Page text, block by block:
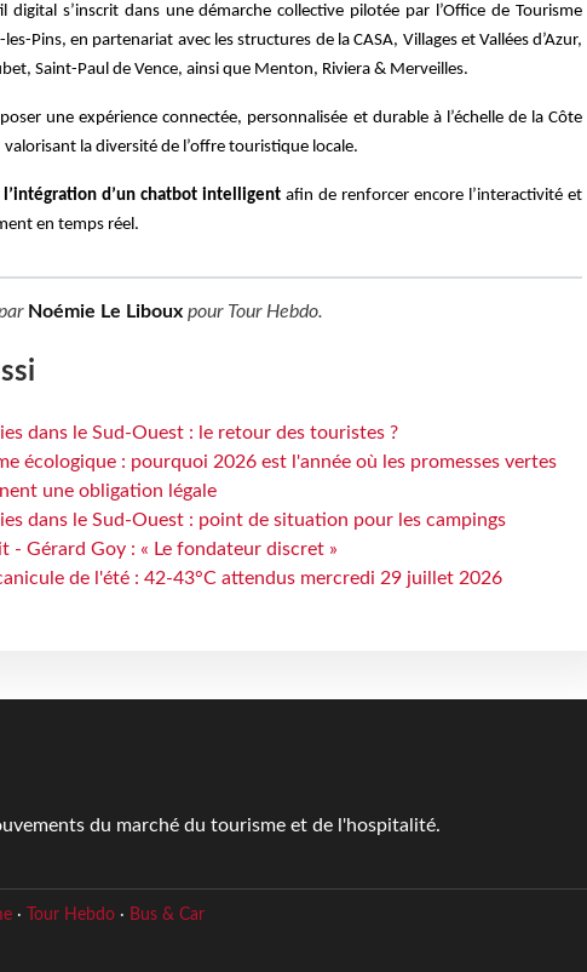
digital s’inscrit dans une démarche collective pilotée par l’Office de Tourisme
les-Pins, en partenariat avec les structures de la CASA, Villages et Vallées d’Azur,
Saint-Paul de Vence, ainsi que Menton, Riviera & Merveilles.
une expérience connectée, personnalisée et durable à l’échelle de la Côte
valorisant la diversité de l’offre touristique locale.
l’intégration d’un chatbot intelligentafin de renforcer encore l’interactivité et
en temps réel.
Noémie Le Libouxpour Tour Hebdo.
dans le Sud-Ouest : le retour des touristes ?
écologique : pourquoi 2026 est l'année où les promesses vertes
une obligation légale
dans le Sud-Ouest : point de situation pour les campings
- Gérard Goy : « Le fondateur discret »
de l'été : 42-43°C attendus mercredi 29 juillet 2026
du marché du tourisme et de l'hospitalité.
· Tour Hebdo· Bus & Car